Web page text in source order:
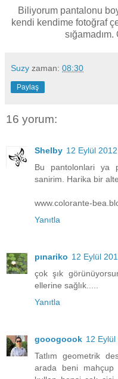
Biliyorum pantalonu
kendi kendime fotoğraf
Suzy zaman: 08:30
Paylaş
16 yorum:
Shelby 12 Eylül
Bu pantolonlari ya
sanirim. Harika bir
www.colorante-
Yanıtla
pınariko 12 Eylül
çok şık
ellerine sağlık.....
Yanıtla
gooogoook 12
Tatlım geometrik
arada beni